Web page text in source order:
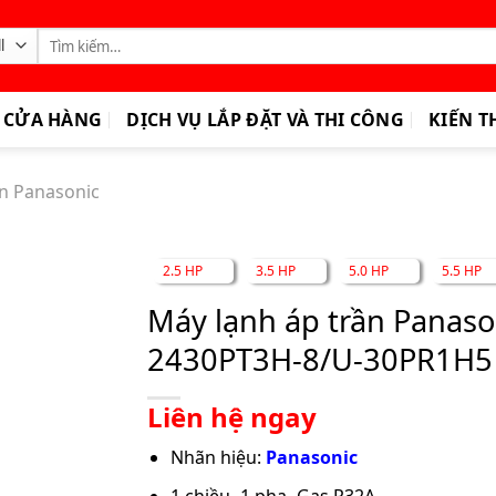
Tìm
kiếm:
CỬA HÀNG DỊCH VỤ LẮP ĐẶT VÀ THI CÔNG KIẾN
Panasonic
2.5 HP 3.5 HP 5.0 HP 5.5 HP
Máy lạnh áp trần
2430PT3H-8/U-30PR1H5
Liên hệ ngay
Nhãn hiệu: Panasonic